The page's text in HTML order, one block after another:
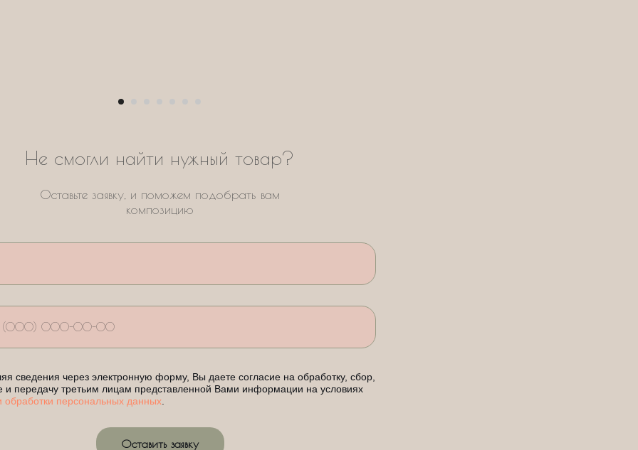
сведения через электронную форму, Вы даете согласие на обработку, сбор,
и передачу третьим лицам представленной Вами информации на условиях
обработки персональных данных.
Оставить заявку
Не смогли найти нужный товар?
Оставьте заявку, и поможем подобрать вам
композицию